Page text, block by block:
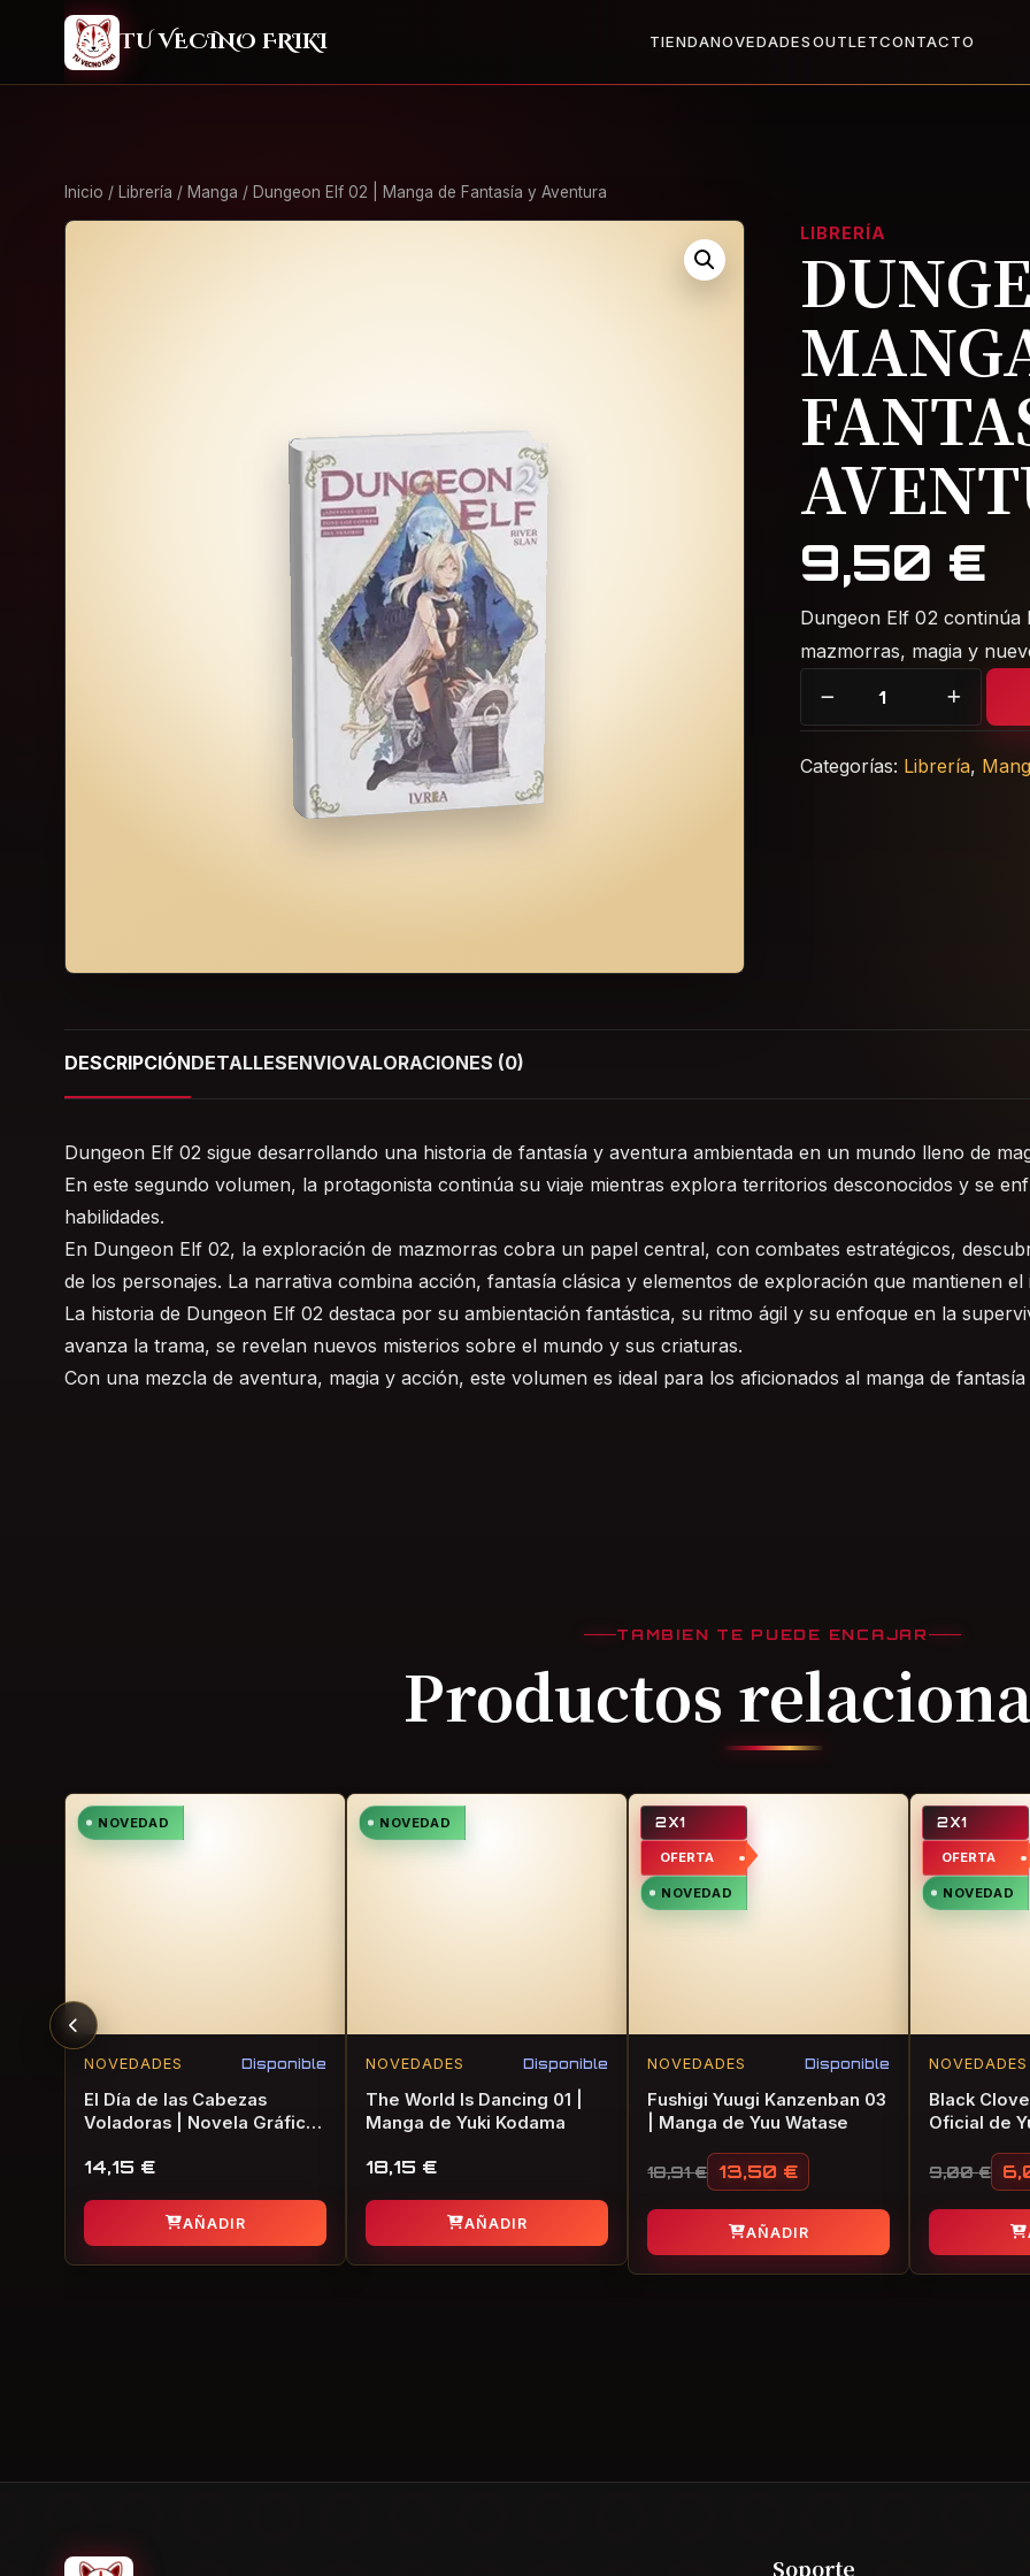
TU VECINO FRIKI TIENDANOVEDADESOUTLETCONTACTO
Inicio / Librería / Manga / Dungeon Elf 02 | Manga de Fantasía y Aventura
LIBRERÍA
9,50 €
Dungeon Elf 02 continúa
mazmorras, magia y
Dungeon Elf 02 | Manga
Categorías: Librería,
DESCRIPCIÓNDETALLESENVIOVALORACIONES (0)
Dungeon Elf 02 sigue desarrollando una historia de fantasía y aventura ambientada en un mundo lleno de
En este segundo volumen, la protagonista continúa su viaje mientras explora territorios desconocidos y se
habilidades.
En Dungeon Elf 02, la exploración de mazmorras cobra un papel central, con combates estratégicos,
de los personajes. La narrativa combina acción, fantasía clásica y elementos de exploración que mantienen
La historia de Dungeon Elf 02 destaca por su ambientación fantástica, su ritmo ágil y su enfoque en la
avanza la trama, se revelan nuevos misterios sobre el mundo y sus criaturas.
Con una mezcla de aventura, magia y acción, este volumen es ideal para los aficionados al manga de
TAMBIEN TE PUEDE ENCAJAR
Productos
NOVEDAD
NOVEDADES Disponible
El Día de las Cabezas
Voladoras | Novela Gráfica
14,15 €
AÑADIR
NOVEDAD
NOVEDADES Disponible
The World Is Dancing 01 |
Manga de Yuki Kodama
18,15 €
AÑADIR
2X1
OFERTA
NOVEDAD
NOVEDADES Disponible
Fushigi Yuugi Kanzenban 03
| Manga de Yuu Watase
18,91€
El precio original era: 18,91 €.
13,50 €
El precio actual es: 13,50 €.
AÑADIR
2X1
OFERTA
NOVEDAD
NOVEDADES
Black
Oficial de
9,00€
El precio
El precio
Soporte